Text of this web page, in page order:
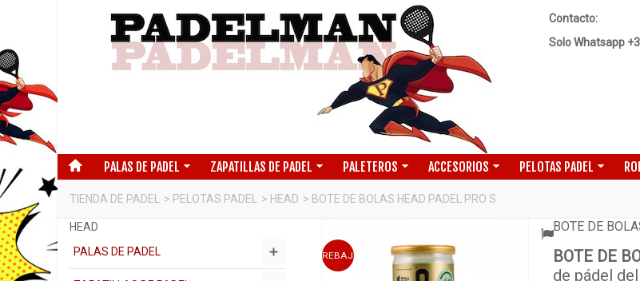
Contacto:
Solo Whatsapp
PALAS DE PADEL ZAPATILLAS DE PADEL PALETEROS ACCESORIOS PELOTAS PADEL
TIENDA DE PADEL > PELOTAS PADEL > HEAD > BOTE DE BOLAS HEAD PADEL PRO S
HEAD
PALAS DE PADEL
REBAJADO
BOTE DE
BOTE DE
de pádel